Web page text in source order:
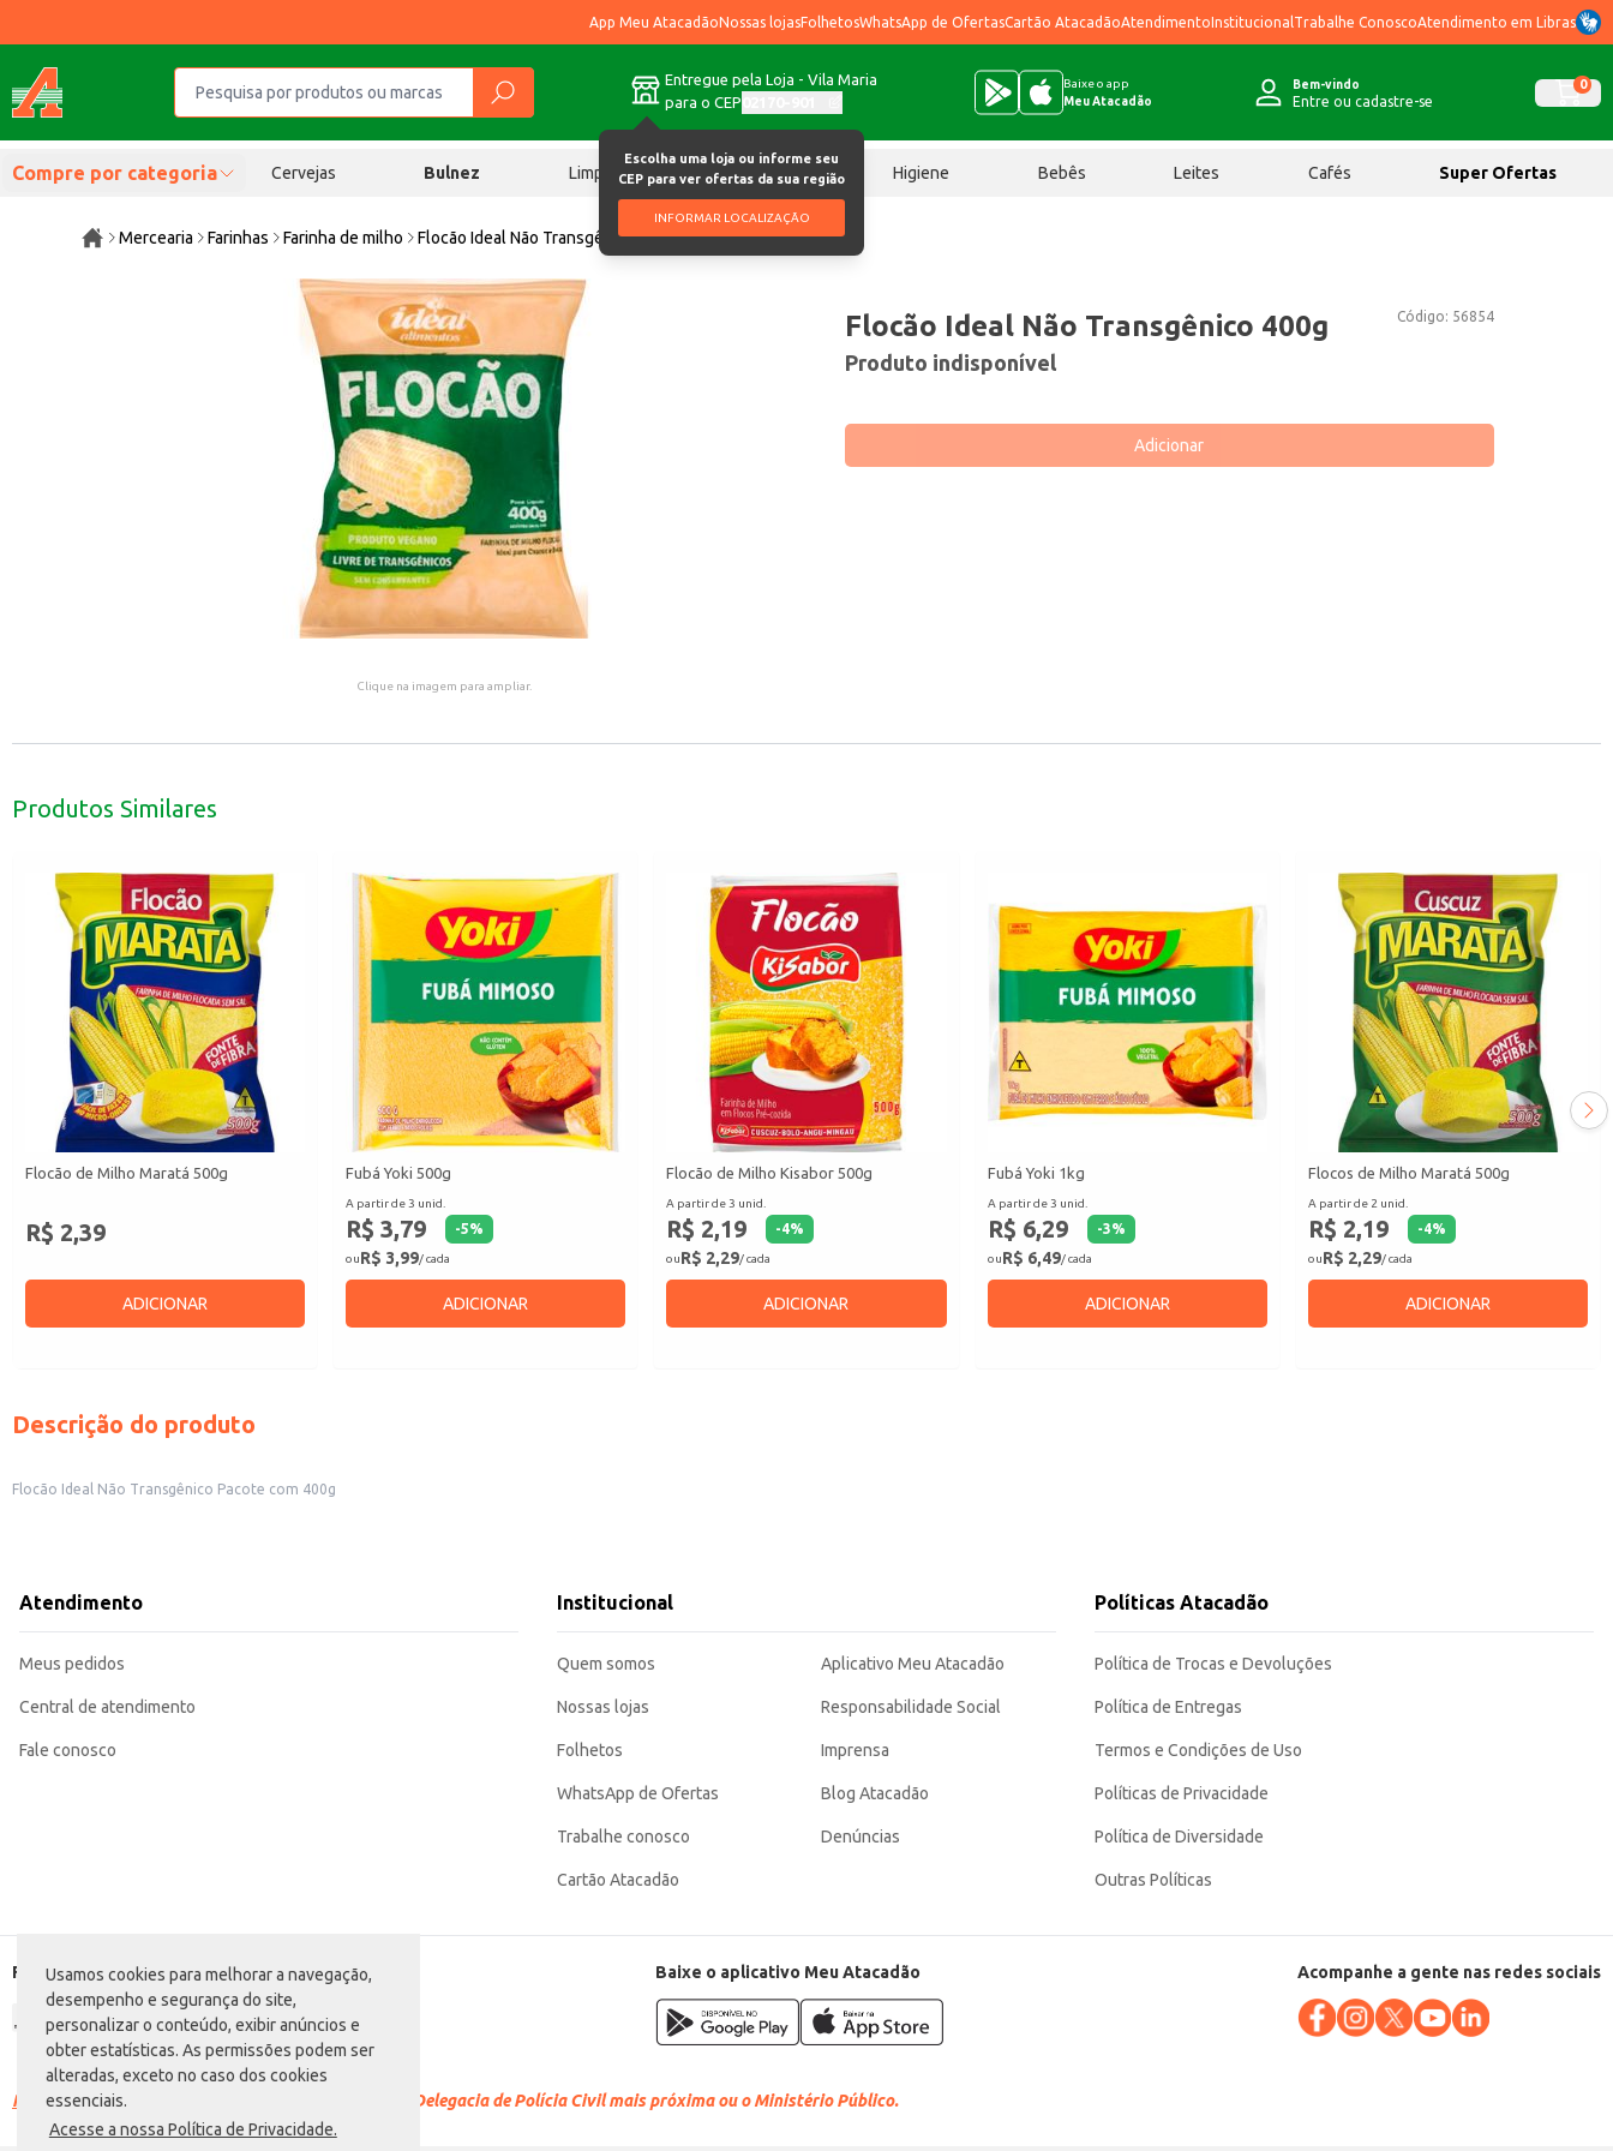
Usamos cookies para melhorar a navegação,
desempenho e segurança do site,
personalizar o conteúdo, exibir anúncios e
obter estatísticas. As permissões podem ser
alteradas, exceto no caso dos cookies
essenciais.
Acesse a nossa Política de Privacidade.
App Meu AtacadãoNossas lojasFolhetosWhatsApp de OfertasCartão AtacadãoAtendimentoInstitucional Trabalhe ConoscoAtendimento em Libras
Entregue pela Loja - Vila Maria
para o CEP
Escolha uma loja ou informe seu
CEP para ver ofertas da sua região
INFORMAR LOCALIZAÇÃO
Baixe o app
Meu Atacadão
Bem-vindo
Entre ou cadastre-se
0
Compre por categoria Cervejas Bulnez Limpeza Chocolates Higiene Bebês Leites Cafés Super Ofertas
Mercearia Farinhas Farinha de milho Flocão Ideal Não Transgênico 400g
Clique na imagem para ampliar.
Código: 56854
Flocão Ideal Não Transgênico 400g
Produto indisponível
Adicionar
Produtos Similares
Flocão de Milho Maratá 500g
R$ 2,39
ADICIONAR
Fubá Yoki 500g
A partir de 3 unid.
R$ 3,79 -5%
ouR$ 3,99/ cada
ADICIONAR
Flocão de Milho Kisabor 500g
A partir de 3 unid.
R$ 2,19 -4%
ouR$ 2,29/ cada
ADICIONAR
Fubá Yoki 1kg
A partir de 3 unid.
R$ 6,29 -3%
ouR$ 6,49/ cada
ADICIONAR
Flocos de Milho Maratá 500g
A partir de 2 unid.
R$ 2,19 -4%
ouR$ 2,29/ cada
ADICIONAR
Descrição do produto
Flocão Ideal Não Transgênico Pacote com 400g
Atendimento
Meus pedidos
Central de atendimento
Fale conosco
Institucional
Quem somos
Nossas lojas
Folhetos
WhatsApp de Ofertas
Trabalhe conosco
Cartão Atacadão
Aplicativo Meu Atacadão
Responsabilidade Social
Imprensa
Blog Atacadão
Denúncias
Políticas Atacadão
Política de Trocas e Devoluções
Política de Entregas
Termos e Condições de Uso
Políticas de Privacidade
Política de Diversidade
Outras Políticas
Formas de pagamento Baixe o aplicativo Meu Atacadão Acompanhe a gente nas redes sociais
Racismo é crime. Denuncie. Disque 100 ou procure a Delegacia de Polícia Civil mais próxima ou o Ministério Público.